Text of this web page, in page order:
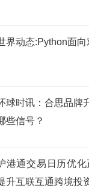
界动态:Python面
球时讯：合思品牌
些信号？
港通交易日历优
升互联互通跨境投